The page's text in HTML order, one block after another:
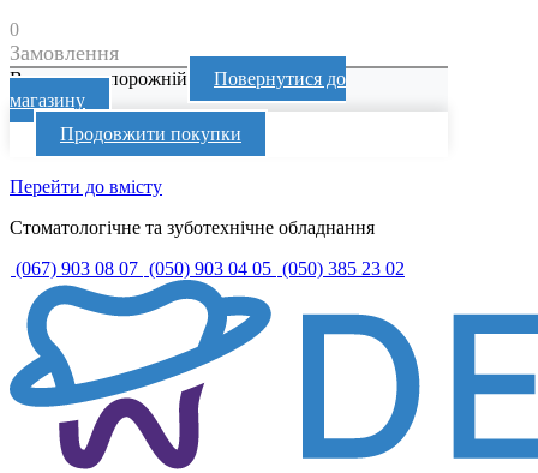
0
Замовлення
Ваш кошик порожній
Повернутися до
магазину
Продовжити покупки
Перейти до вмісту
Стоматологічне та зуботехнічне обладнання
(067) 903 08 07 (050) 903 04 05 (050) 385 23 02